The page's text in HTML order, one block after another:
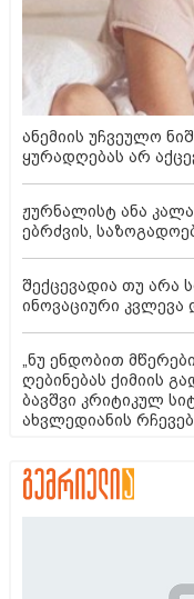
ანემიის უჩვეულო
ყურადღებას არ
ჟურნალისტ ანა
ებრძვის,
შექცევადია თუ არა
ინოვაციური კვლევა
„ნუ ენდობით
ღებინებას ქიმიის
ბავშვი კრიტიკულ
ახვლედიანის